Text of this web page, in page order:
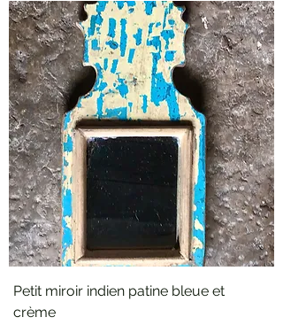
Petit miroir indien patine bleue et
crème